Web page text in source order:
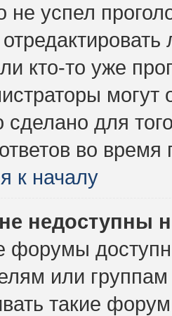
не успел
кто-то уже
могут
сделано для
во время
к началу
недоступны
форумы
или
такие